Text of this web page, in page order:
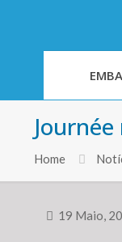
Home
19 Maio,